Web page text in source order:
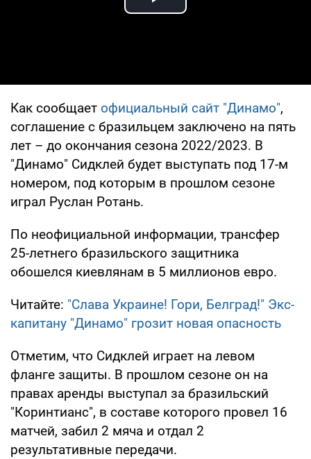
Play Video
Как сообщает официальный сайт "Динамо",
соглашение с бразильцем заключено на пять
лет – до окончания сезона 2022/2023. В
"Динамо" Сидклей будет выступать под 17-м
номером, под которым в прошлом сезоне
играл Руслан Ротань.
По неофициальной информации, трансфер
25-летнего бразильского защитника
обошелся киевлянам в 5 миллионов евро.
Читайте: "Слава Украине! Гори, Белград!" Экс-
капитану "Динамо" грозит новая опасность
Отметим, что Сидклей играет на левом
фланге защиты. В прошлом сезоне он на
правах аренды выступал за бразильский
"Коринтианс", в составе которого провел 16
матчей, забил 2 мяча и отдал 2
результативные передачи.